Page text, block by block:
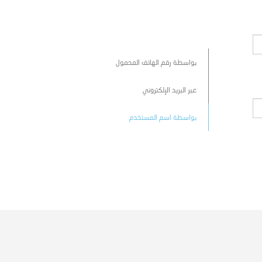
بواسطة رقم الهاتف المحمول
عبر البريد الإلكتروني
بواسطة اسم المستخدم